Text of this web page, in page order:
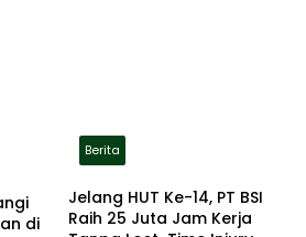
di
Berita
Jelang HUT Ke-14, PT BSI
Raih 25 Juta Jam Kerja